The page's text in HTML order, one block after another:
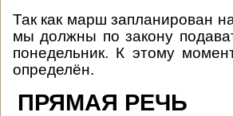
Так как марш запланирован
мы должны по закону
понедельник. К этому
определён.
ПРЯМАЯ РЕЧЬ